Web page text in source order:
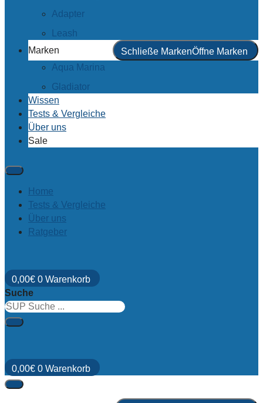
Adapter
Leash
Marken
Schließe MarkenÖffne Marken
Aqua Marina
Gladiator
Wissen
Tests & Vergleiche
Über uns
Sale
Home
Tests & Vergleiche
Über uns
Ratgeber
0,00€ 0 Warenkorb
Suche
0,00€ 0 Warenkorb